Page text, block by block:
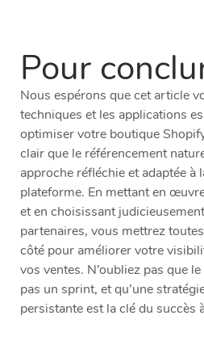
Pour
Nous espérons que cet article
techniques et les applications
optimiser votre boutique
clair que le référencement
approche réfléchie et adaptée à
plateforme. En mettant en
et en choisissant
partenaires, vous mettrez
côté pour améliorer votre
vos ventes. N’oubliez pas que
pas un sprint, et qu’une
persistante est la clé du succès